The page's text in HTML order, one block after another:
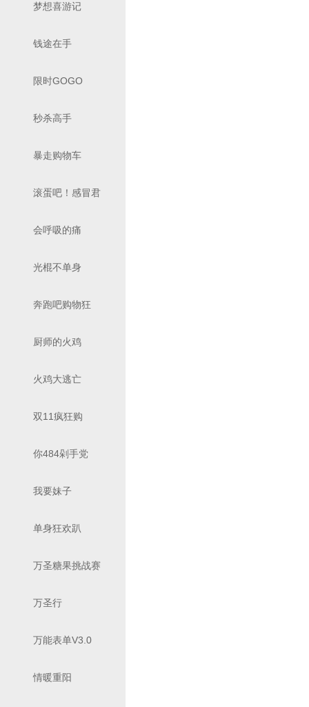
梦想喜游记
钱途在手
限时GOGO
秒杀高手
暴走购物车
滚蛋吧！感冒君
会呼吸的痛
光棍不单身
奔跑吧购物狂
厨师的火鸡
火鸡大逃亡
双11疯狂购
你484剁手党
我要妹子
单身狂欢趴
万圣糖果挑战赛
万圣行
万能表单V3.0
情暖重阳